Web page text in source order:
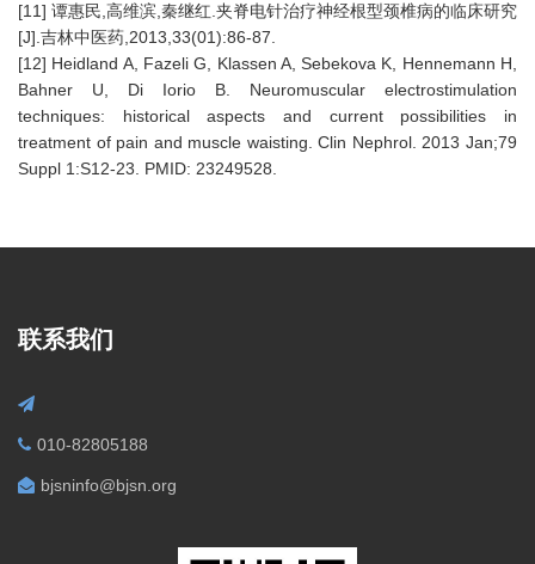
[11] 谭惠民,高维滨,秦继红.夹脊电针治疗神经根型颈椎病的临床研究
[J].吉林中医药,2013,33(01):86-87.
[12] Heidland A, Fazeli G, Klassen A, Sebekova K, Hennemann H,
Bahner U, Di Iorio B. Neuromuscular electrostimulation
techniques: historical aspects and current possibilities in
treatment of pain and muscle waisting. Clin Nephrol. 2013 Jan;79
Suppl 1:S12-23. PMID: 23249528.
联系我们
010-82805188
bjsninfo@bjsn.org